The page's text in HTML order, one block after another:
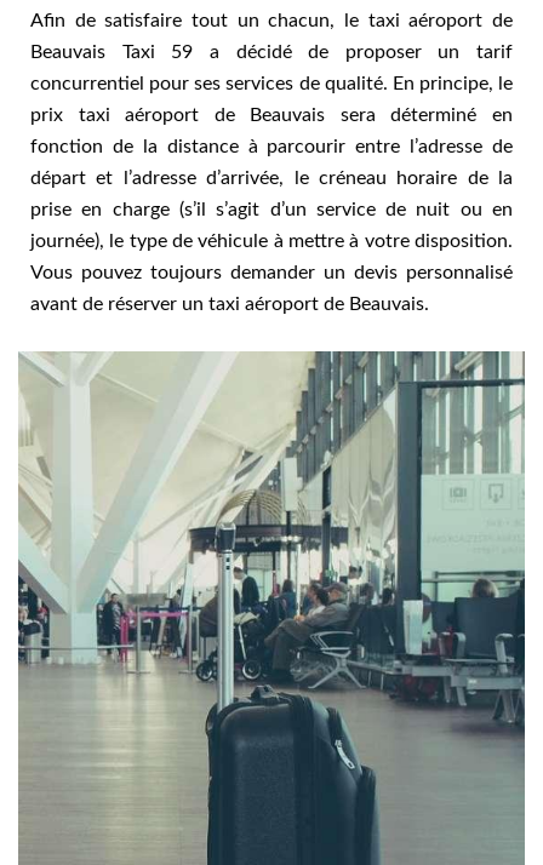
Afin de satisfaire tout un chacun, le taxi aéroport de
Beauvais Taxi 59 a décidé de proposer un tarif
concurrentiel pour ses services de qualité. En principe, le
prix taxi aéroport de Beauvais sera déterminé en
fonction de la distance à parcourir entre l’adresse de
départ et l’adresse d’arrivée, le créneau horaire de la
prise en charge (s’il s’agit d’un service de nuit ou en
journée), le type de véhicule à mettre à votre disposition.
Vous pouvez toujours demander un devis personnalisé
avant de réserver un taxi aéroport de Beauvais.